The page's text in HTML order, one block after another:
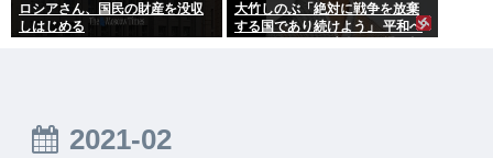
ロシアさん、国民の財産を没収
しはじめる
大竹しのぶ「絶対に戦争を放棄
する国であり続けよう」 平和へ
2021-02